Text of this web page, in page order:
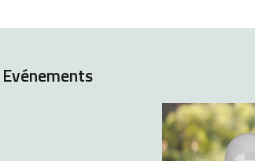
Evénements